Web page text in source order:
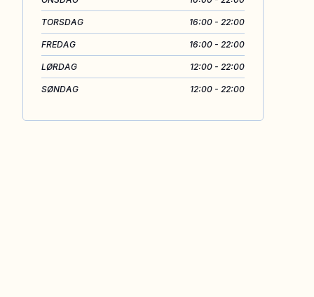
TORSDAG 16:00 - 22:00
FREDAG 16:00 - 22:00
LØRDAG 12:00 - 22:00
SØNDAG 12:00 - 22:00